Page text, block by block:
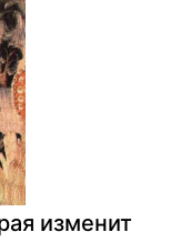
изменит